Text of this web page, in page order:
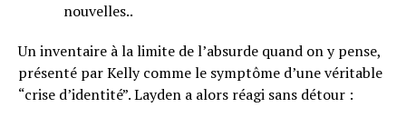
nouvelles..
Un inventaire à la limite de l’absurde quand on y pense,
présenté par Kelly comme le symptôme d’une véritable
“crise d’identité”. Layden a alors réagi sans détour :